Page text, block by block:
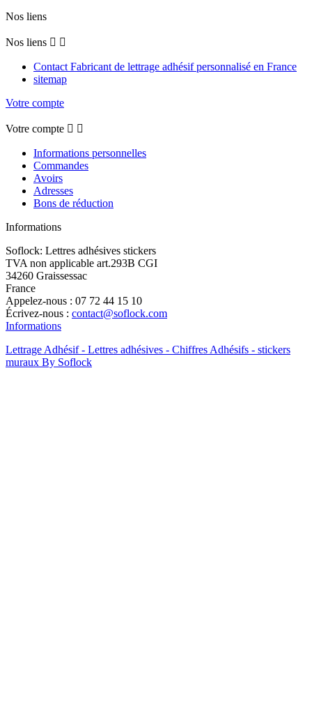
Nos liens
Nos liens  
Contact Fabricant de lettrage adhésif personnalisé en France
sitemap
Votre compte
Votre compte  
Informations personnelles
Commandes
Avoirs
Adresses
Bons de réduction
Informations
Soflock: Lettres adhésives stickers
TVA non applicable art.293B CGI
34260 Graissessac
France
Appelez-nous : 07 72 44 15 10
Écrivez-nous : contact@soflock.com
Informations
Lettrage Adhésif - Lettres adhésives - Chiffres Adhésifs - stickers
muraux By Soflock